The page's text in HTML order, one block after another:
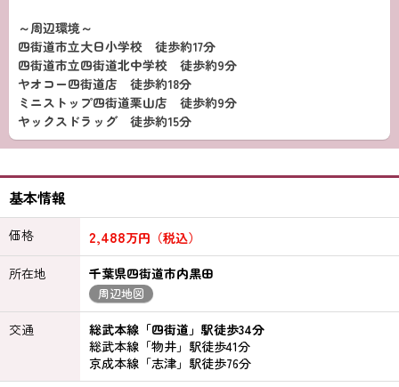
～周辺環境～
四街道市立大日小学校 徒歩約17分
四街道市立四街道北中学校 徒歩約9分
ヤオコー四街道店 徒歩約18分
ミニストップ四街道栗山店 徒歩約9分
ヤックスドラッグ 徒歩約15分
基本情報
価格 2,488万円（税込）
所在地
千葉県四街道市内黒田
周辺地図
交通
総武本線「四街道」駅徒歩34分
総武本線「物井」駅徒歩41分
京成本線「志津」駅徒歩76分